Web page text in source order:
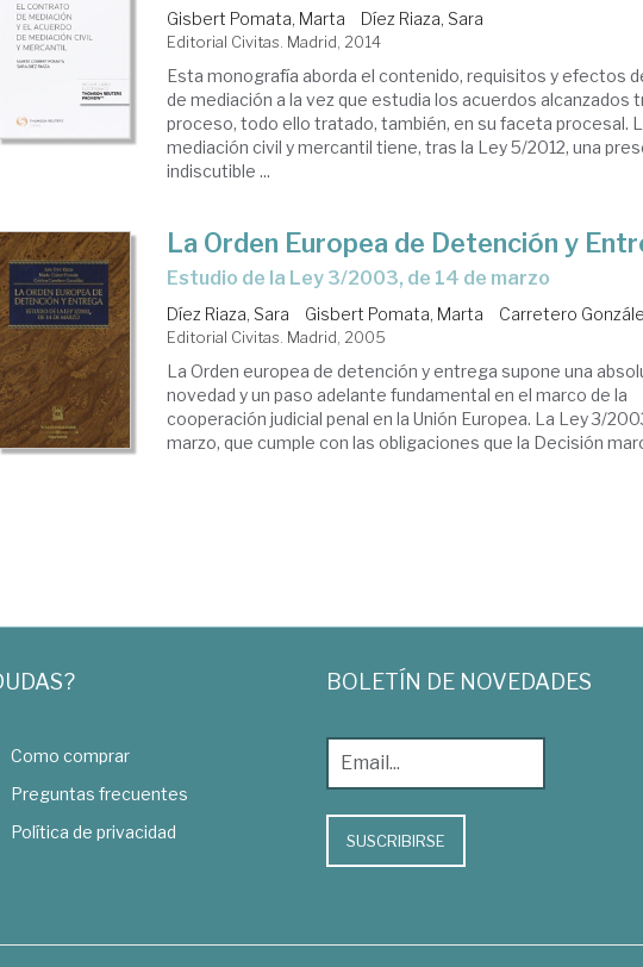
Gisbert Pomata, Marta Díez Riaza, Sara
Editorial Civitas. Madrid, 2014
Esta monografía aborda el contenido, requisitos y efectos
de mediación a la vez que estudia los acuerdos alcanzados
proceso, todo ello tratado, también, en su faceta procesal.
mediación civil y mercantil tiene, tras la Ley 5/2012, una
indiscutible ...
La Orden Europea de Detención y
estudio de la Ley 3/2003, de 14 de marzo
Díez Riaza, Sara Gisbert Pomata, Marta Carretero
Editorial Civitas. Madrid, 2005
La Orden europea de detención y entrega supone una
novedad y un paso adelante fundamental en el marco de la
cooperación judicial penal en la Unión Europea. La Ley 3/
marzo, que cumple con las obligaciones que la Decisión
Como comprar
Preguntas frecuentes
Política de privacidad
BOLETÍN DE NOVEDADES
SUSCRIBIRSE